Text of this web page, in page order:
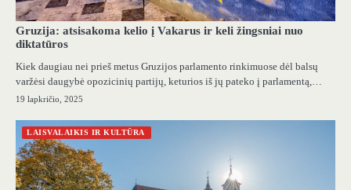
Gruzija: atsisakoma kelio į Vakarus ir keli žingsniai nuo
diktatūros
Kiek daugiau nei prieš metus Gruzijos parlamento rinkimuose dėl balsų
varžėsi daugybė opozicinių partijų, keturios iš jų pateko į parlamentą,…
19 lapkričio, 2025
LAISVALAIKIS IR KULTŪRA